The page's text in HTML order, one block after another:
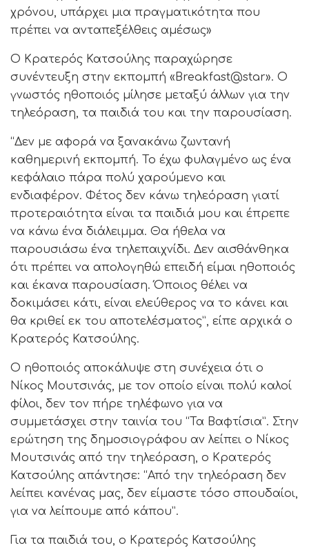
χρόνου, υπάρχει μια πραγματικότητα που
πρέπει να ανταπεξέλθεις αμέσως»
Ο Κρατερός Κατσούλης παραχώρησε
συνέντευξη στην εκπομπή «Breakfast@star». Ο
γνωστός ηθοποιός μίλησε μεταξύ άλλων για την
τηλεόραση, τα παιδιά του και την παρουσίαση.
“Δεν με αφορά να ξανακάνω ζωντανή
καθημερινή εκπομπή. Το έχω φυλαγμένο ως ένα
κεφάλαιο πάρα πολύ χαρούμενο και
ενδιαφέρον. Φέτος δεν κάνω τηλεόραση γιατί
προτεραιότητα είναι τα παιδιά μου και έπρεπε
να κάνω ένα διάλειμμα. Θα ήθελα να
παρουσιάσω ένα τηλεπαιχνίδι. Δεν αισθάνθηκα
ότι πρέπει να απολογηθώ επειδή είμαι ηθοποιός
και έκανα παρουσίαση. Όποιος θέλει να
δοκιμάσει κάτι, είναι ελεύθερος να το κάνει και
θα κριθεί εκ του αποτελέσματος”, είπε αρχικά ο
Κρατερός Κατσούλης.
Ο ηθοποιός αποκάλυψε στη συνέχεια ότι ο
Νίκος Μουτσινάς, με τον οποίο είναι πολύ καλοί
φίλοι, δεν τον πήρε τηλέφωνο για να
συμμετάσχει στην ταινία του “Τα Βαφτίσια”. Στην
ερώτηση της δημοσιογράφου αν λείπει ο Νίκος
Μουτσινάς από την τηλεόραση, ο Κρατερός
Κατσούλης απάντησε: “Από την τηλεόραση δεν
λείπει κανένας μας, δεν είμαστε τόσο σπουδαίοι,
για να λείπουμε από κάπου”.
Για τα παιδιά του, ο Κρατερός Κατσούλης